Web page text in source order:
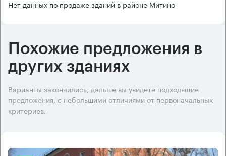
Нет данных по продаже зданий в районе Митино
Похожие предложения в
других зданиях
Варианты закончились, дальше вы увидете подходящие
предложения, с небольшими отличиями от первоначальных
критериев.